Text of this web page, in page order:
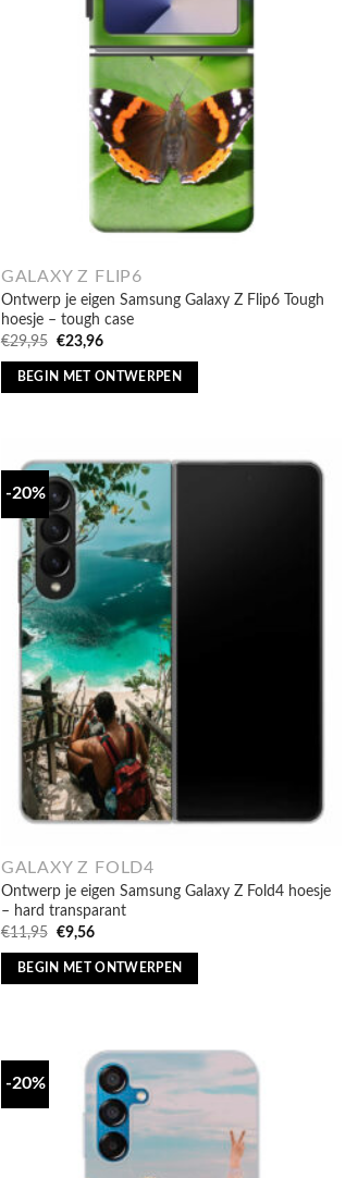
GALAXY Z FLIP6
Ontwerp je eigen Samsung Galaxy Z Flip6 Tough
hoesje – tough case
€29,95 Oorspronkelijke
was:
€29,95.
€23,96Huidige
is:
€23,96.
BEGIN MET ONTWERPEN
-20%
GALAXY Z FOLD4
Ontwerp je eigen Samsung Galaxy Z Fold4 hoesje
– hard transparant
€11,95 Oorspronkelijke
was:
€11,95.
€9,56Huidige
is:
€9,56.
BEGIN MET ONTWERPEN
-20%